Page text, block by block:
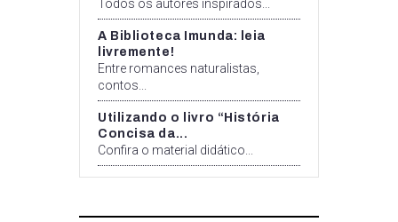
Todos os autores inspirados...
A Biblioteca Imunda: leia
livremente!
Entre romances naturalistas,
contos...
Utilizando o livro “História
Concisa da...
Confira o material didático...